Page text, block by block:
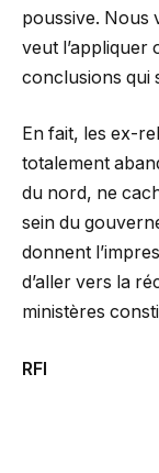
poussive. Nous
veut l’appliquer
conclusions qui
En fait, les ex-
totalement
du nord, ne
sein du
donnent
d’aller vers la
ministères
RFI